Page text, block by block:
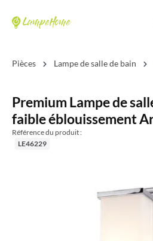
Pièces Lampe de salle de bain
Premium Lampe de
faible éblouissement
Référence du produit :
LE46229